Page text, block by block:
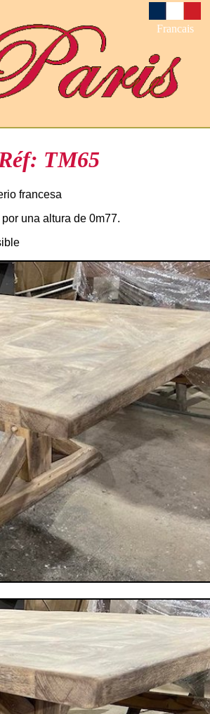
Francais
TM65
francesa
una altura de 0m77.